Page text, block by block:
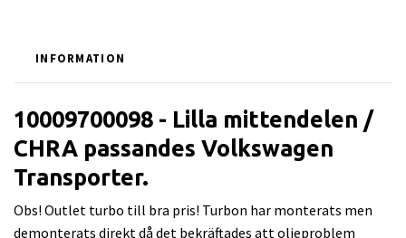
INFORMATION
10009700098 - Lilla mittendelen /
CHRA passandes Volkswagen
Transporter.
Obs! Outlet turbo till bra pris! Turbon har monterats men
demonterats direkt då det bekräftades att oljeproblem